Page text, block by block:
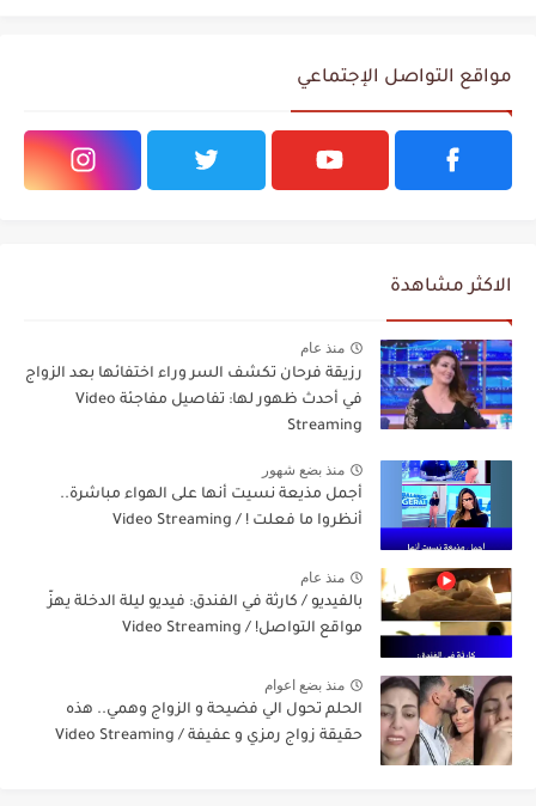
مواقع التواصل الإجتماعي
الاكثر مشاهدة
منذ عام
رزيقة فرحان تكشف السر وراء اختفائها بعد الزواج
في أحدث ظهور لها: تفاصيل مفاجئة Video
Streaming
منذ بضع شهور
أجمل مذيعة نسيت أنها على الهواء مباشرة..
أنظروا ما فعلت ! / Video Streaming
منذ عام
بالفيديو / كارثة في الفندق: فيديو ليلة الدخلة يهزّ
مواقع التواصل! / Video Streaming
منذ بضع اعوام
الحلم تحول الي فضيحة و الزواج وهمي.. هذه
حقيقة زواج رمزي و عفيفة / Video Streaming